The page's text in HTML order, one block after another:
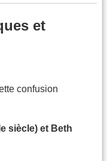
et
confusion
siècle) et Beth